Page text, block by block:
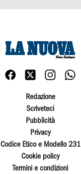
Redazione
Scriveteci
Pubblicità
Privacy
Codice Etico e Modello 231
Cookie policy
Termini e condizioni